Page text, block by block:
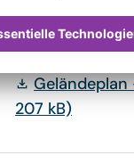
kB)
207 kB)